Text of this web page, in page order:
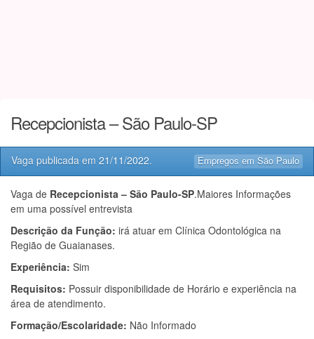
Recepcionista – São Paulo-SP
Empregos em São Paulo
Vaga publicada em 21/11/2022.
Vaga de Recepcionista – São Paulo-SP.Maiores Informações
em uma possível entrevista
Descrição da Função: irá atuar em Clínica Odontológica na
Região de Guaianases.
Experiência: Sim
Requisitos: Possuir disponibilidade de Horário e experiência na
área de atendimento.
Formação/Escolaridade: Não Informado